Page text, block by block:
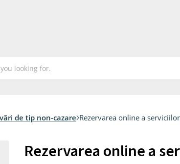
de tip non-cazare Rezervarea online a
Rezervarea online a